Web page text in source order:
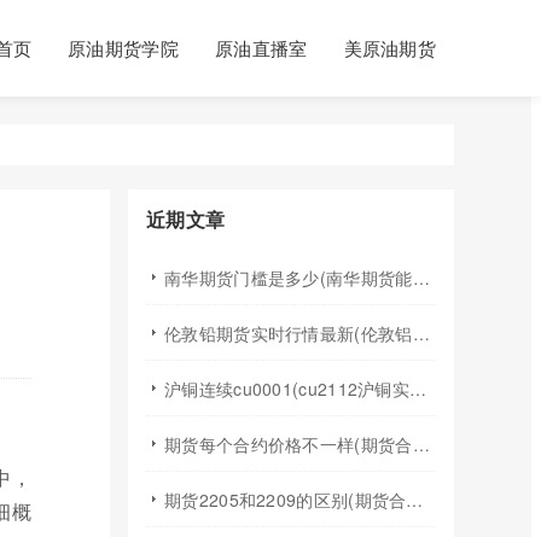
页 原油期货学院 原油直播室 美原油期货
概
近期文章
南华期货门槛是多少(南华期货能做国际期货吗)
伦敦铅期货实时行情最新(伦敦铝锡期货实时行情)
沪铜连续cu0001(cu2112沪铜实时行情)
期货每个合约价格不一样(期货合约之间的价格差)
期货2205和2209的区别(期货合约2205什么意思)